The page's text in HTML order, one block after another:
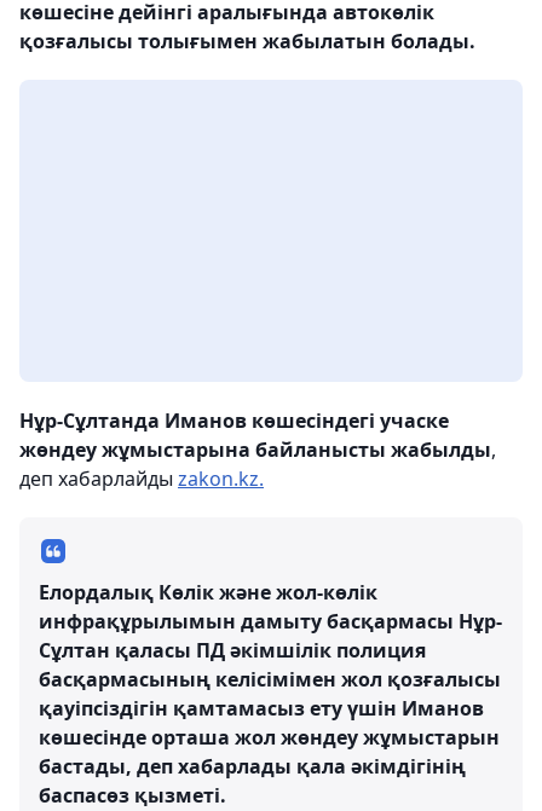
көшесіне дейінгі аралығында автокөлік
қозғалысы толығымен жабылатын болады.
Нұр-Сұлтанда Иманов көшесіндегі учаске
жөндеу жұмыстарына байланысты жабылды,
деп хабарлайды zakon.kz.
Елордалық Көлік және жол-көлік
инфрақұрылымын дамыту басқармасы Нұр-
Сұлтан қаласы ПД әкімшілік полиция
басқармасының келісімімен жол қозғалысы
қауіпсіздігін қамтамасыз ету үшін Иманов
көшесінде орташа жол жөндеу жұмыстарын
бастады, деп хабарлады қала әкімдігінің
баспасөз қызметі.